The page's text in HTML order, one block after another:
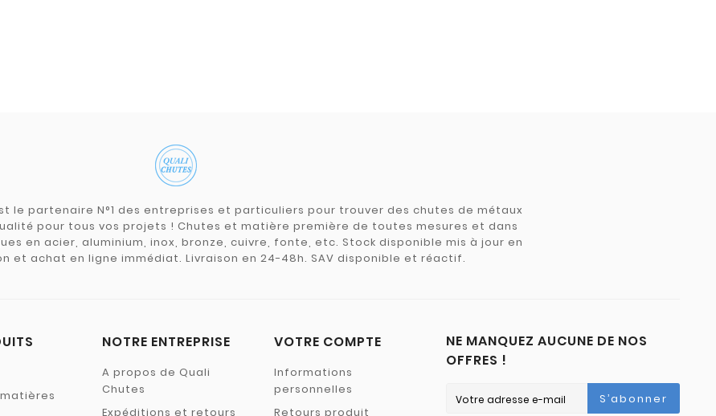
le partenaire N°1 des entreprises et particuliers pour trouver des chutes de métaux
pour tous vos projets ! Chutes et matière première de toutes mesures et dans
en acier, aluminium, inox, bronze, cuivre, fonte, etc. Stock disponible mis à jour en
et achat en ligne immédiat. Livraison en 24-48h. SAV disponible et réactif.
NOTRE ENTREPRISE
A propos de Quali
Chutes
Expéditions et retours
VOTRE COMPTE
Informations
personnelles
Retours produit
NE MANQUEZ AUCUNE DE NOS
OFFRES !
S’abonner